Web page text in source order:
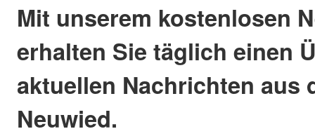
Mit unserem kostenlosen
erhalten Sie täglich einen
aktuellen Nachrichten aus
Neuwied.